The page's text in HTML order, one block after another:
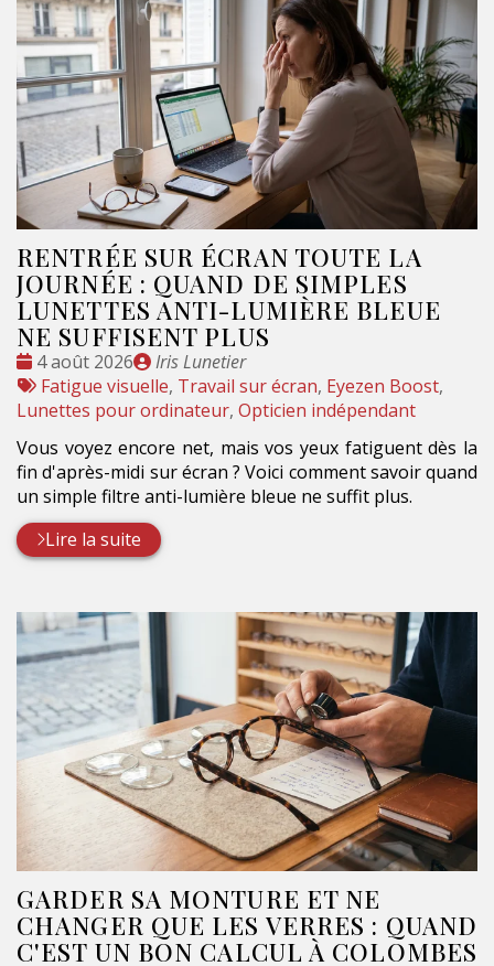
RENTRÉE SUR ÉCRAN TOUTE LA
JOURNÉE : QUAND DE SIMPLES
LUNETTES ANTI-LUMIÈRE BLEUE
NE SUFFISENT PLUS
Date
:
4 août 2026
Publié
par
Iris Lunetier
Tags
:
Fatigue visuelle, Travail sur écran, Eyezen Boost,
Lunettes pour ordinateur, Opticien indépendant
Vous voyez encore net, mais vos yeux fatiguent dès la
fin d'après-midi sur écran ? Voici comment savoir quand
un simple filtre anti-lumière bleue ne suffit plus.
Lire la suite
GARDER SA MONTURE ET NE
CHANGER QUE LES VERRES : QUAND
C'EST UN BON CALCUL À COLOMBES